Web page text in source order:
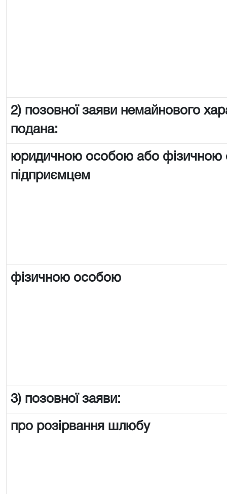
2) позовної заяви немайнового
подана:
юридичною особою або
підприємцем
фізичною особою
3) позовної заяви:
про розірвання шлюбу